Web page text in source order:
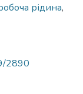
рідина,
2890